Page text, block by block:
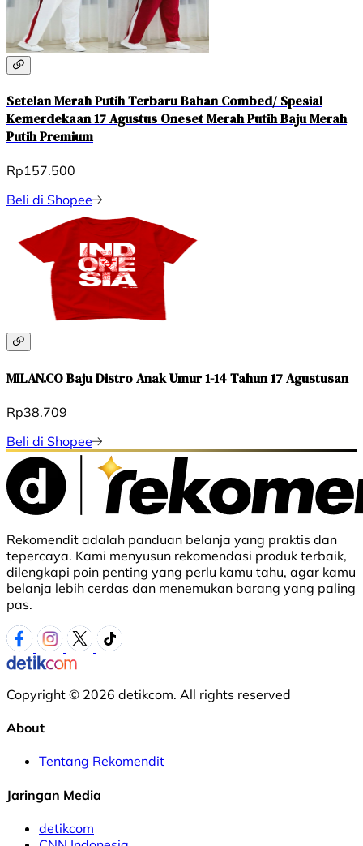
Setelan Merah Putih Terbaru Bahan Combed/ Spesial
Kemerdekaan 17 Agustus Oneset Merah Putih Baju Merah
Putih Premium
Rp157.500
Beli di Shopee
MILAN.CO Baju Distro Anak Umur 1-14 Tahun 17 Agustusan
Rp38.709
Beli di Shopee
Rekomendit adalah panduan belanja yang praktis dan
tepercaya. Kami menyusun rekomendasi produk terbaik,
dilengkapi poin penting yang perlu kamu tahu, agar kamu
belanja lebih cerdas dan menemukan barang yang paling
pas.
Copyright © 2026 detikcom. All rights reserved
About
Tentang Rekomendit
Jaringan Media
detikcom